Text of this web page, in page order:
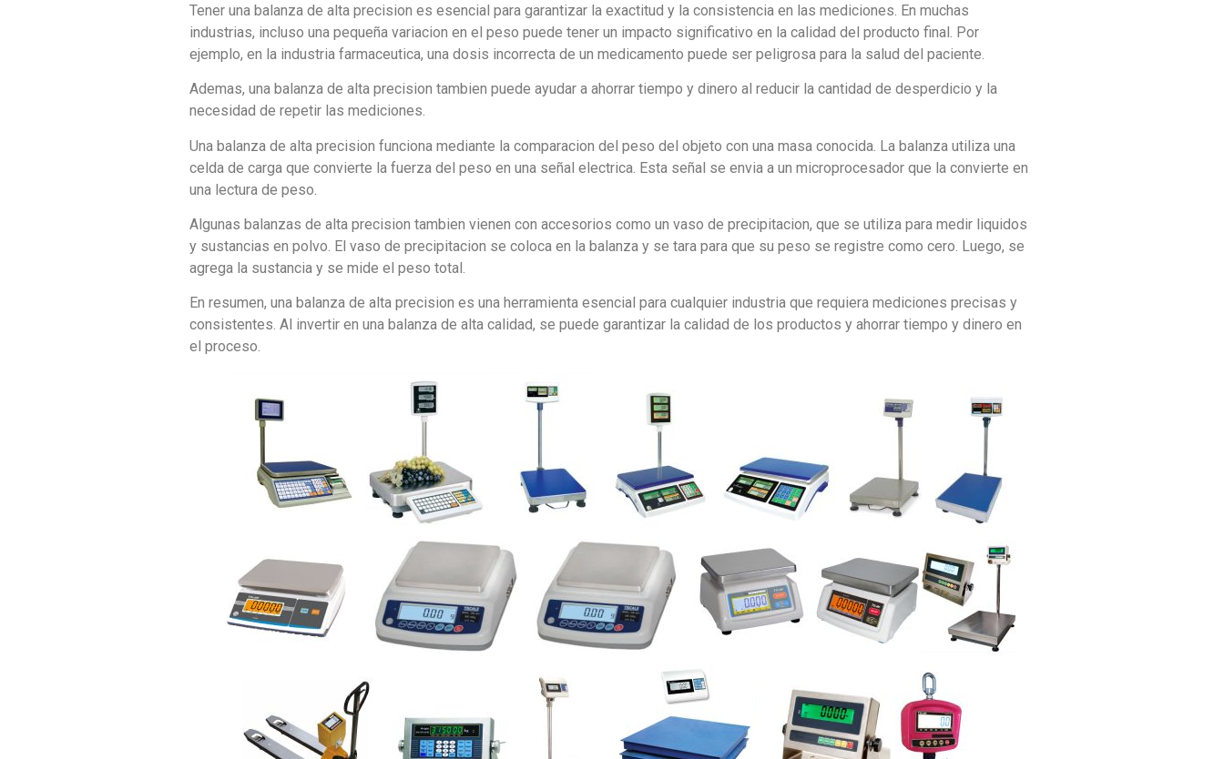
Tener una balanza de alta precision es esencial para garantizar la exactitud y la consistencia en las mediciones. En muchas
industrias, incluso una pequeña variacion en el peso puede tener un impacto significativo en la calidad del producto final. Por
ejemplo, en la industria farmaceutica, una dosis incorrecta de un medicamento puede ser peligrosa para la salud del paciente.
Ademas, una balanza de alta precision tambien puede ayudar a ahorrar tiempo y dinero al reducir la cantidad de desperdicio y la
necesidad de repetir las mediciones.
Una balanza de alta precision funciona mediante la comparacion del peso del objeto con una masa conocida. La balanza utiliza una
celda de carga que convierte la fuerza del peso en una señal electrica. Esta señal se envia a un microprocesador que la convierte en
una lectura de peso.
Algunas balanzas de alta precision tambien vienen con accesorios como un vaso de precipitacion, que se utiliza para medir liquidos
y sustancias en polvo. El vaso de precipitacion se coloca en la balanza y se tara para que su peso se registre como cero. Luego, se
agrega la sustancia y se mide el peso total.
En resumen, una balanza de alta precision es una herramienta esencial para cualquier industria que requiera mediciones precisas y
consistentes. Al invertir en una balanza de alta calidad, se puede garantizar la calidad de los productos y ahorrar tiempo y dinero en
el proceso.